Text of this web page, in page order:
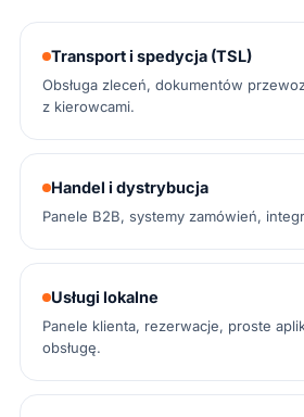
Transport i spedycja (TSL)
Obsługa zleceń, dokumentów
z kierowcami.
Handel i dystrybucja
Panele B2B, systemy zamówień,
Usługi lokalne
Panele klienta, rezerwacje, proste
obsługę.